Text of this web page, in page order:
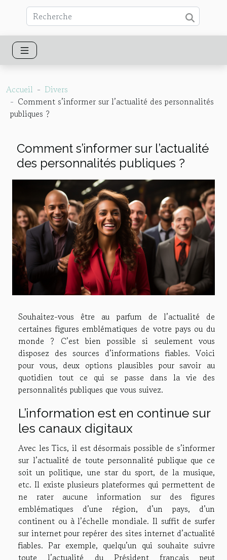
Accueil
Divers
Comment s’informer sur l’actualité des personnalités
publiques ?
Comment s’informer sur l’actualité
des personnalités publiques ?
Souhaitez-vous être au parfum de l’actualité de
certaines figures emblématiques de votre pays ou du
monde ? C’est bien possible si seulement vous
disposez des sources d’informations fiables. Voici
pour vous, deux options plausibles pour savoir au
quotidien tout ce qui se passe dans la vie des
personnalités publiques que vous suivez.
L’information est en continue sur
les canaux digitaux
Avec les Tics, il est désormais possible de s’informer
sur l’actualité de toute personnalité publique que ce
soit un politique, une star du sport, de la musique,
etc. Il existe plusieurs plateformes qui permettent de
ne rater aucune information sur des figures
emblématiques d’une région, d’un pays, d’un
continent ou à l’échelle mondiale. Il suffit de surfer
sur internet pour repérer des sites internet d’actualité
fiables. Par exemple, quelqu’un qui souhaite suivre